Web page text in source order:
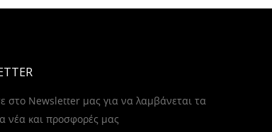
στο Newsletter μας για να λαμβάνεται τα
νέα και προσφορές μας